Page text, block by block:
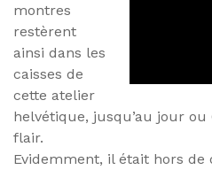
montres
restèrent
ainsi dans les
caisses de
cette atelier
helvétique, jusqu’au jour
flair.
Evidemment, il était hors de